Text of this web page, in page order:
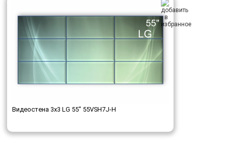
Видеостена 3x3 LG 55" 55VSH7J-H